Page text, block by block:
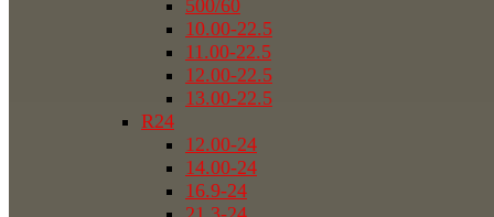
500/60
10.00-22.5
11.00-22.5
12.00-22.5
13.00-22.5
R24
12.00-24
14.00-24
16.9-24